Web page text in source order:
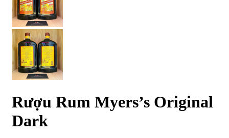
Rượu Rum Myers’s Original
Dark